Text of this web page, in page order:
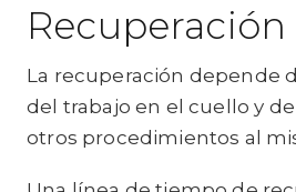
Recuperación
La recuperación depende
del trabajo en el cuello y de
otros procedimientos al